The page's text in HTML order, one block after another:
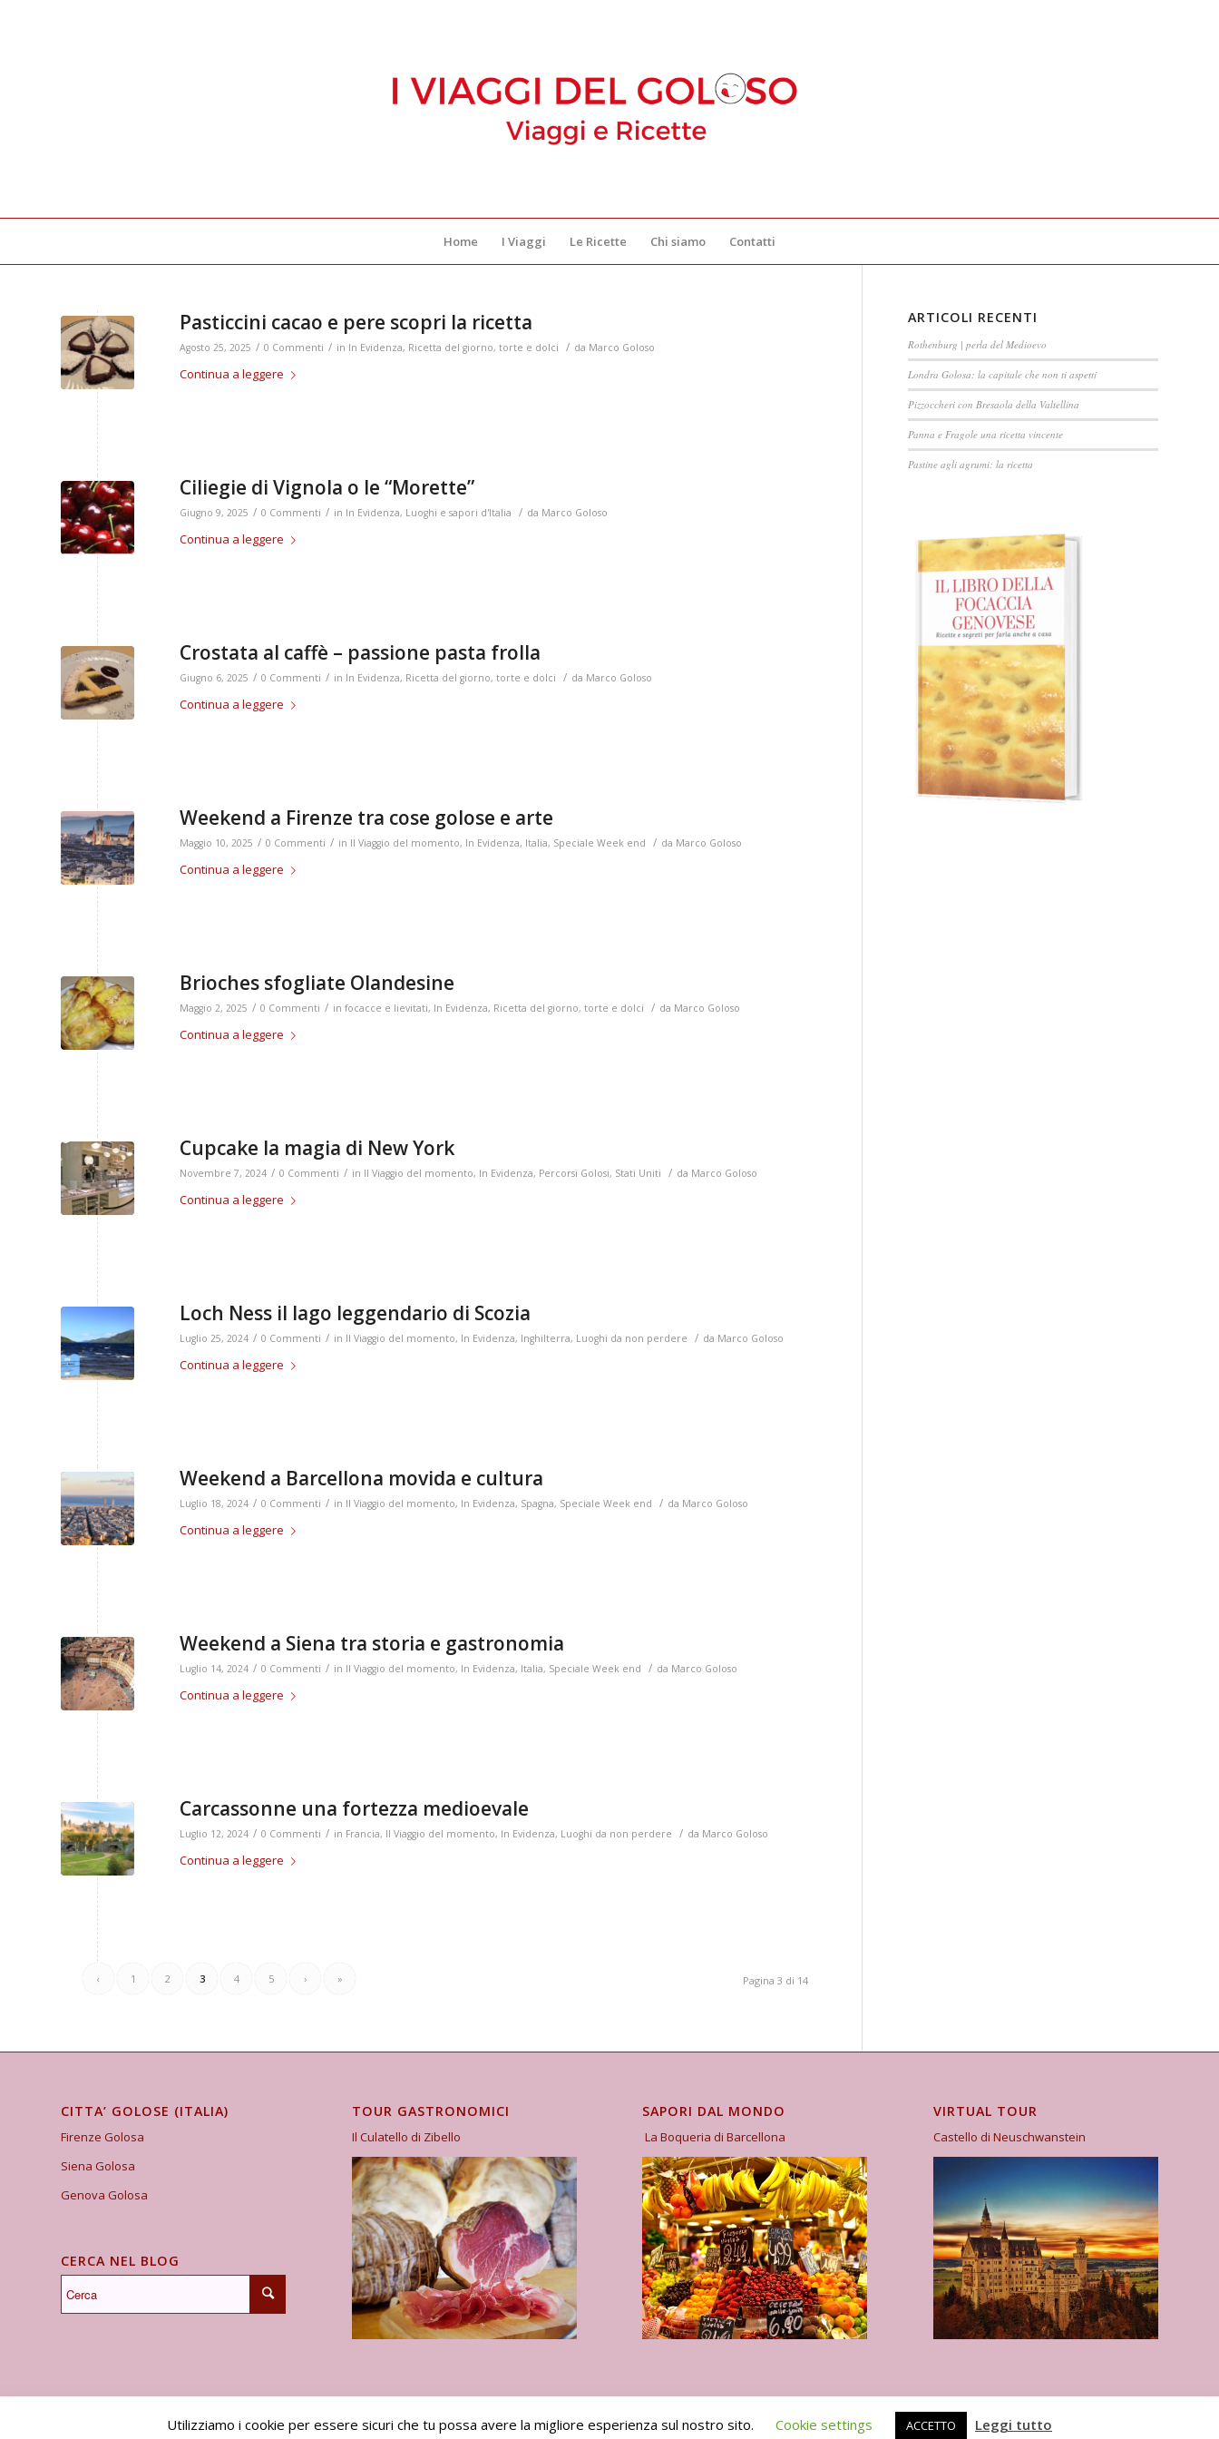
Home I Viaggi Le Ricette Chi siamo Contatti
Pasticcini cacao e pere scopri la ricetta
Agosto 25, 2025 / 0 Commenti / in In Evidenza, Ricetta del giorno, torte e dolci / da Marco Goloso
Continua a leggere
Ciliegie di Vignola o le “Morette”
Giugno 9, 2025 / 0 Commenti / in In Evidenza, Luoghi e sapori d'Italia / da Marco Goloso
Continua a leggere
Crostata al caffè – passione pasta frolla
Giugno 6, 2025 / 0 Commenti / in In Evidenza, Ricetta del giorno, torte e dolci / da Marco Goloso
Continua a leggere
Weekend a Firenze tra cose golose e arte
Maggio 10, 2025 / 0 Commenti / in Il Viaggio del momento, In Evidenza, Italia, Speciale Week end / da Marco Goloso
Continua a leggere
Brioches sfogliate Olandesine
Maggio 2, 2025 / 0 Commenti / in focacce e lievitati, In Evidenza, Ricetta del giorno, torte e dolci / da Marco Goloso
Continua a leggere
Cupcake la magia di New York
Novembre 7, 2024 / 0 Commenti / in Il Viaggio del momento, In Evidenza, Percorsi Golosi, Stati Uniti / da Marco Goloso
Continua a leggere
Loch Ness il lago leggendario di Scozia
Luglio 25, 2024 / 0 Commenti / in Il Viaggio del momento, In Evidenza, Inghilterra, Luoghi da non perdere / da Marco Goloso
Continua a leggere
Weekend a Barcellona movida e cultura
Luglio 18, 2024 / 0 Commenti / in Il Viaggio del momento, In Evidenza, Spagna, Speciale Week end / da Marco Goloso
Continua a leggere
Weekend a Siena tra storia e gastronomia
Luglio 14, 2024 / 0 Commenti / in Il Viaggio del momento, In Evidenza, Italia, Speciale Week end / da Marco Goloso
Continua a leggere
Carcassonne una fortezza medioevale
Luglio 12, 2024 / 0 Commenti / in Francia, Il Viaggio del momento, In Evidenza, Luoghi da non perdere / da Marco Goloso
Continua a leggere
Pagina 3 di 14
‹ 1 2 3 4 5 › »
ARTICOLI RECENTI
Rothenburg | perla del Medioevo
Londra Golosa: la capitale che non ti aspetti
Pizzoccheri con Bresaola della Valtellina
Panna e Fragole una ricetta vincente
Pastine agli agrumi: la ricetta
CITTA’ GOLOSE (ITALIA)
Firenze Golosa
Siena Golosa
Genova Golosa
CERCA NEL BLOG
TOUR GASTRONOMICI
Il Culatello di Zibello
SAPORI DAL MONDO
La Boqueria di Barcellona
VIRTUAL TOUR
Castello di Neuschwanstein
I Viaggi del Goloso 2010 -2024 -powered by Enfold WordPress Theme
Utilizziamo i cookie per essere sicuri che tu possa avere la migliore esperienza sul nostro sito. Cookie settings ACCETTO Leggi tutto